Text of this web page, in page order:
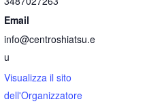
Email
info@centroshiatsu.e
u
Visualizza il sito
dell'Organizzatore